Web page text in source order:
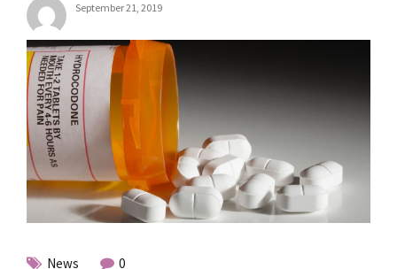
September 21, 2019
News 0